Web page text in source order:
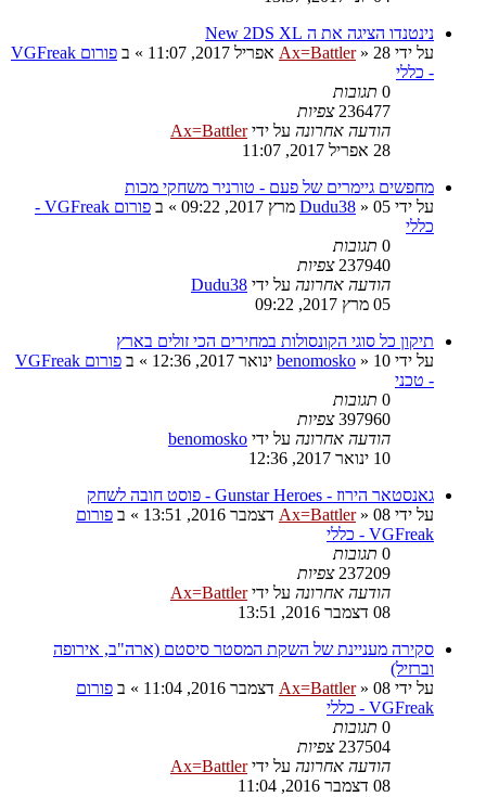
נינטנדו הציגה את ה New 2DS XL
על ידי
Ax=Battler» 28 אפריל 2017, 11:07 » ב
פורום VGFreak
- כללי
0 תגובות
236477 צפיות
הודעה אחרונה על ידיAx=Battler
28 אפריל 2017, 11:07
מחפשים גיימרים של פעם - טורניר משחקי מכות
על ידי
Dudu38 » 05 מרץ 2017, 09:22 » ב
פורום VGFreak -
כללי
0 תגובות
237940 צפיות
הודעה אחרונה על ידי Dudu38
05 מרץ 2017, 09:22
תיקון כל סוגי הקונסולות במחירים הכי זולים בארץ
על ידי
benomosko » 10 ינואר 2017, 12:36 » ב
פורום VGFreak
- טכני
0 תגובות
397960 צפיות
הודעה אחרונה על ידי benomosko
10 ינואר 2017, 12:36
גאנסטאר הירוז - Gunstar Heroes - פוסט חובה לשחק
על ידי
Ax=Battler» 08 דצמבר 2016, 13:51 » ב פורום
VGFreak - כללי
0 תגובות
237209 צפיות
הודעה אחרונה על ידיAx=Battler
08 דצמבר 2016, 13:51
סקירה מעניינת של השקת המסטר סיסטם (ארה"ב, אירופה
וברזיל)
על ידי
Ax=Battler» 08 דצמבר 2016, 11:04 » ב פורום
VGFreak - כללי
0 תגובות
237504 צפיות
הודעה אחרונה על ידיAx=Battler
08 דצמבר 2016, 11:04